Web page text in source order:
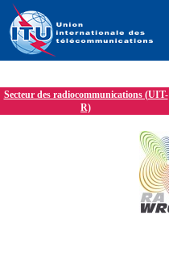
Secteur des radiocommunications (UIT-
R)